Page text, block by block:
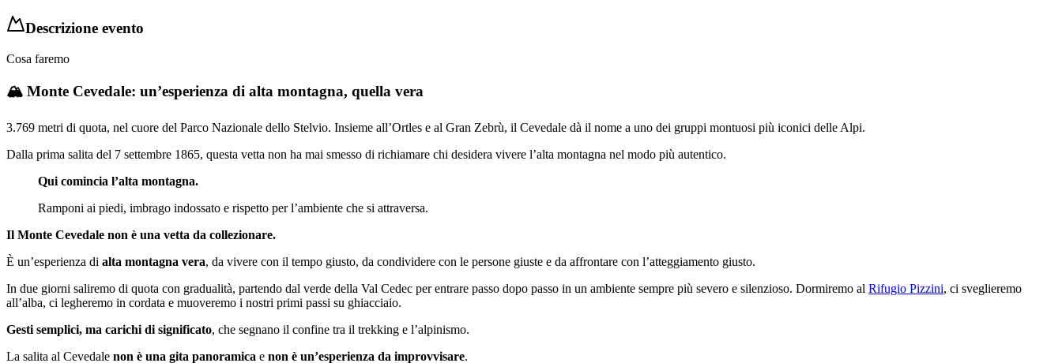
Descrizione evento
Cosa faremo
🏔️ Monte Cevedale: un’esperienza di alta montagna, quella vera
3.769 metri di quota, nel cuore del Parco Nazionale dello Stelvio. Insieme all’Ortles e al Gran Zebrù, il Cevedale dà il nome a uno dei gruppi montuosi più iconici delle Alpi.
Dalla prima salita del 7 settembre 1865, questa vetta non ha mai smesso di richiamare chi desidera vivere l’alta montagna nel modo più autentico.
Qui comincia l’alta montagna.
Ramponi ai piedi, imbrago indossato e rispetto per l’ambiente che si attraversa.
Il Monte Cevedale non è una vetta da collezionare.
È un’esperienza di alta montagna vera, da vivere con il tempo giusto, da condividere con le persone giuste e da affrontare con l’atteggiamento giusto.
In due giorni saliremo di quota con gradualità, partendo dal verde della Val Cedec per entrare passo dopo passo in un ambiente sempre più severo e silenzioso. Dormiremo al Rifugio Pizzini, ci sveglieremo
all’alba, ci legheremo in cordata e muoveremo i nostri primi passi su ghiacciaio.
Gesti semplici, ma carichi di significato, che segnano il confine tra il trekking e l’alpinismo.
La salita al Cevedale non è una gita panoramica e non è un’esperienza da improvvisare.